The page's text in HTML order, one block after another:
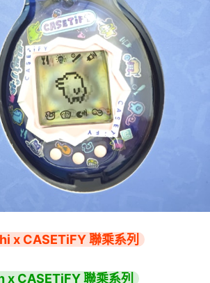
x CASETiFY 聯乘系列
x CASETiFY 聯乘系列